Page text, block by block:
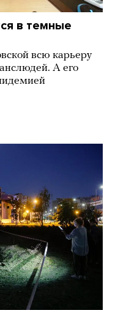
в темные
всю карьеру
А его